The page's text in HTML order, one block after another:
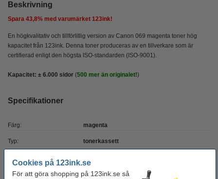
Cookies på 123ink.se
För att göra shopping på 123ink.se så
Beskrivning
Spara 43,8% med varumärket 123ink!
En högkvalitativ och tillförlitlig version av Canon 069 magenta toner hög
kapacitet från 123ink. Denna toner produceras av en tillverkare som är
certifierad enligt den högsta ISO-standarden (ISO-9001).
Kapacitet: ± 6.000 sidor (500 mer än originalet!)
Specifikationer
Färg: magenta
Typ: tonerkassett
Varumärke: 123ink